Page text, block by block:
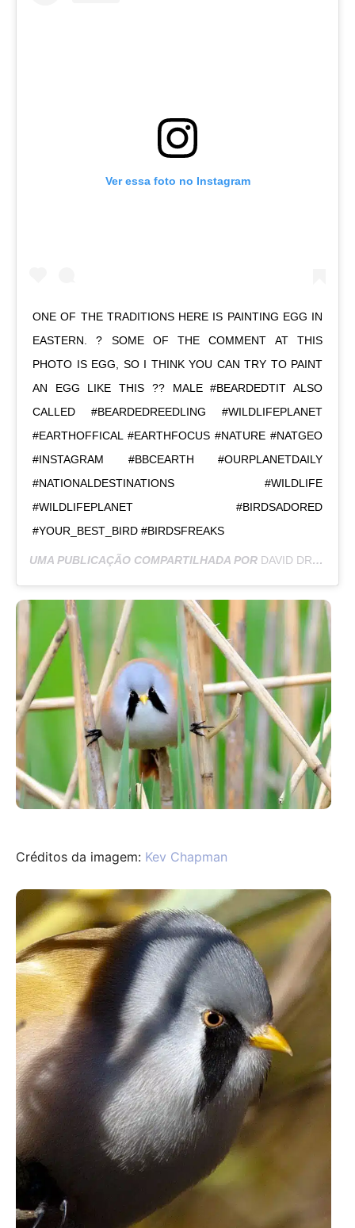
Ver essa foto no Instagram
ONE OF THE TRADITIONS HERE IS PAINTING EGG IN
EASTERN. ? SOME OF THE COMMENT AT THIS
PHOTO IS EGG, SO I THINK YOU CAN TRY TO PAINT
AN EGG LIKE THIS ?? MALE #BEARDEDTIT ALSO
CALLED #BEARDEDREEDLING #WILDLIFEPLANET
#EARTHOFFICAL #EARTHFOCUS #NATURE #NATGEO
#INSTAGRAM #BBCEARTH #OURPLANETDAILY
#NATIONALDESTINATIONS #WILDLIFE
#WILDLIFEPLANET #BIRDSADORED
#YOUR_BEST_BIRD #BIRDSFREAKS
UMA PUBLICAÇÃO COMPARTILHADA POR DAVID DRANGSLAND
Créditos da imagem: Kev Chapman